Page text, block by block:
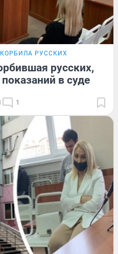
РУССКИХ
русских,
в суде
1